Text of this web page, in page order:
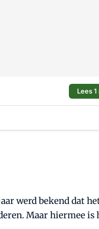
Lees
werd bekend dat
Maar hiermee is